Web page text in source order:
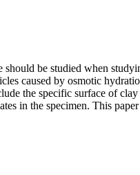
should be studied when
caused by osmotic
the specific surface of
in the specimen. This